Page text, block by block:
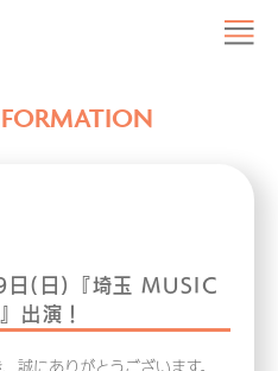
日(日)『埼玉 MUSIC
出演！
誠にありがとうございます。